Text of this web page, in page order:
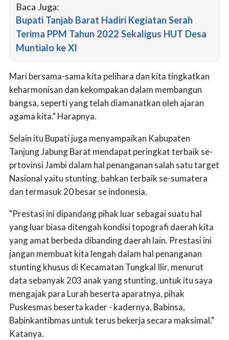
Baca Juga:
Bupati Tanjab Barat Hadiri Kegiatan Serah
Terima PPM Tahun 2022 Sekaligus HUT Desa
Muntialo ke XI
Mari bersama-sama kita pelihara dan kita tingkatkan
keharmonisan dan kekompakan dalam membangun
bangsa, seperti yang telah diamanatkan oleh ajaran
agama kita." Harapnya.
Selain itu Bupati juga menyampaikan Kabupaten
Tanjung Jabung Barat mendapat peringkat terbaik se-
prtovinsi Jambi dalam hal penanganan salah satu target
Nasional yaitu stunting, bahkan terbaik se-sumatera
dan termasuk 20 besar se indonesia.
"Prestasi ini dipandang pihak luar sebagai suatu hal
yang luar biasa ditengah kondisi topografi daerah kita
yang amat berbeda dibanding daerah lain. Prestasi ini
jangan membuat kita lengah dalam hal penanganan
stunting khusus di Kecamatan Tungkal Ilir, menurut
data sebanyak 203 anak yang stunting, untuk itu saya
mengajak para Lurah beserta aparatnya, pihak
Puskesmas beserta kader - kadernya, Babinsa,
Babinkantibmas untuk terus bekerja secara maksimal."
Katanya.